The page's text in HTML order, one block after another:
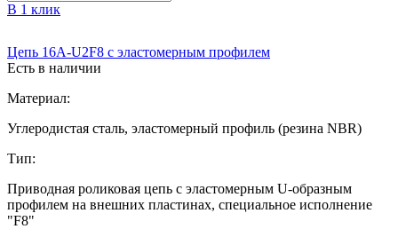
В 1 клик
Цепь 16A-U2F8 с эластомерным профилем
Есть в наличии
Материал:
Углеродистая сталь, эластомерный профиль (резина NBR)
Тип:
Приводная роликовая цепь с эластомерным U-образным
профилем на внешних пластинах, специальное исполнение
"F8"